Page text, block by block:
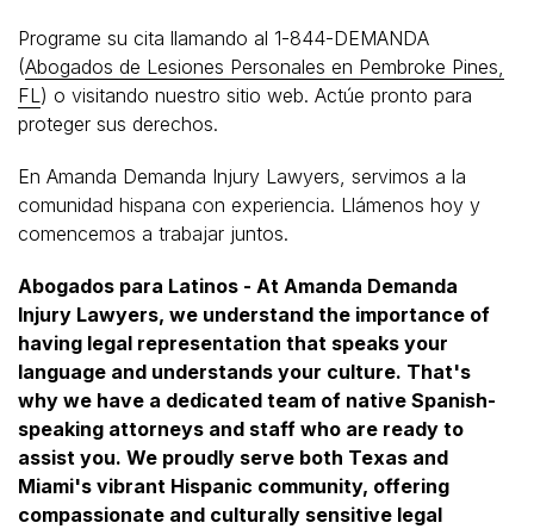
Programe su cita llamando al 1-844-DEMANDA
(Abogados de Lesiones Personales en Pembroke Pines,
FL) o visitando nuestro sitio web. Actúe pronto para
proteger sus derechos.
En Amanda Demanda Injury Lawyers, servimos a la
comunidad hispana con experiencia. Llámenos hoy y
comencemos a trabajar juntos.
Abogados para Latinos - At Amanda Demanda
Injury Lawyers, we understand the importance of
having legal representation that speaks your
language and understands your culture. That's
why we have a dedicated team of native Spanish-
speaking attorneys and staff who are ready to
assist you. We proudly serve both Texas and
Miami's vibrant Hispanic community, offering
compassionate and culturally sensitive legal